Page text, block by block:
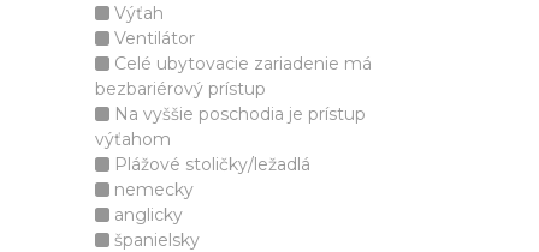
Výťah
Ventilátor
Celé ubytovacie zariadenie má
bezbariérový prístup
Na vyššie poschodia je prístup
výťahom
Plážové stoličky/ležadlá
nemecky
anglicky
španielsky